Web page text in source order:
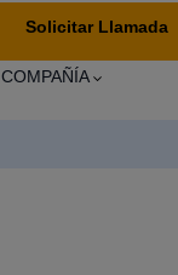
Solicitar Llamada
COMPAÑÍA